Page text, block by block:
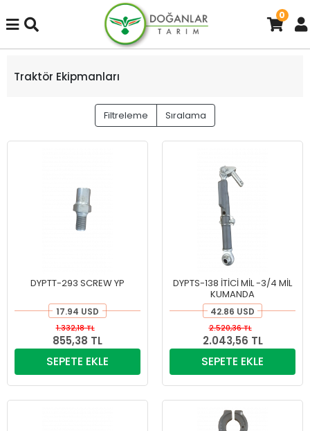
0
Traktör Ekipmanları
Filtreleme Sıralama
DYPTT-293 SCREW YP
17.94 USD
855,38 TL
1.332,18 TL
SEPETE EKLE
DYPTS-138 İTİCİ MİL -3/4 MİL
KUMANDA
42.86 USD
2.043,56 TL
2.520,36 TL
SEPETE EKLE